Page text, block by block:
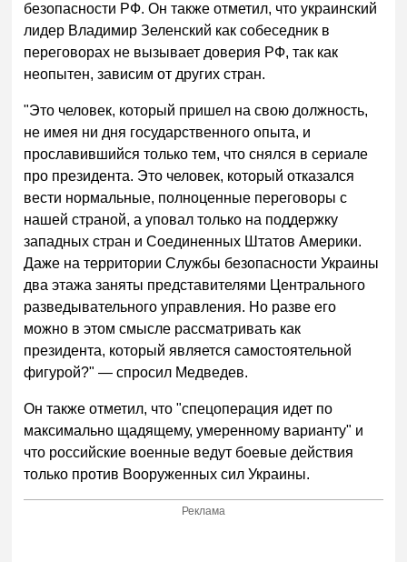
безопасности РФ. Он также отметил, что украинский
лидер Владимир Зеленский как собеседник в
переговорах не вызывает доверия РФ, так как
неопытен, зависим от других стран.
"Это человек, который пришел на свою должность,
не имея ни дня государственного опыта, и
прославившийся только тем, что снялся в сериале
про президента. Это человек, который отказался
вести нормальные, полноценные переговоры с
нашей страной, а уповал только на поддержку
западных стран и Соединенных Штатов Америки.
Даже на территории Службы безопасности Украины
два этажа заняты представителями Центрального
разведывательного управления. Но разве его
можно в этом смысле рассматривать как
президента, который является самостоятельной
фигурой?" — спросил Медведев.
Он также отметил, что "спецоперация идет по
максимально щадящему, умеренному варианту" и
что российские военные ведут боевые действия
только против Вооруженных сил Украины.
Реклама